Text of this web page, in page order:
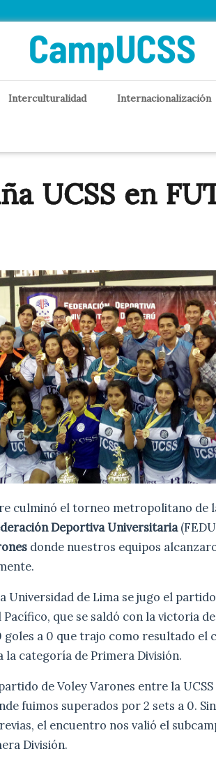
Interculturalidad Internacionalización
UCSS en
culminó el torneo metropolitano de
Deportiva Universitaria
donde nuestros equipos
Universidad de Lima se jugo el
Pacífico, que se saldó con la victoria
a 0 que trajo como resultado el
la categoría de Primera División.
de Voley Varones entre la
fuimos superados por 2 sets a 0.
el encuentro nos valió el
División.